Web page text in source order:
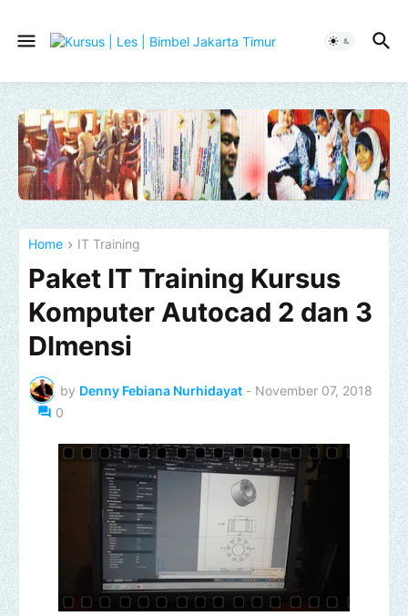
Home IT Training
Paket IT Training Kursus
Komputer Autocad 2 dan 3
DImensi
by Denny Febiana Nurhidayat - November 07, 2018
0